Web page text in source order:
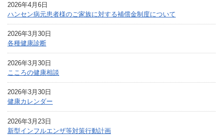
2026年4月6日
ハンセン病元患者様のご家族に対する補償金制度について
2026年3月30日
各種健康診断
2026年3月30日
こころの健康相談
2026年3月30日
健康カレンダー
2026年3月23日
新型インフルエンザ等対策行動計画